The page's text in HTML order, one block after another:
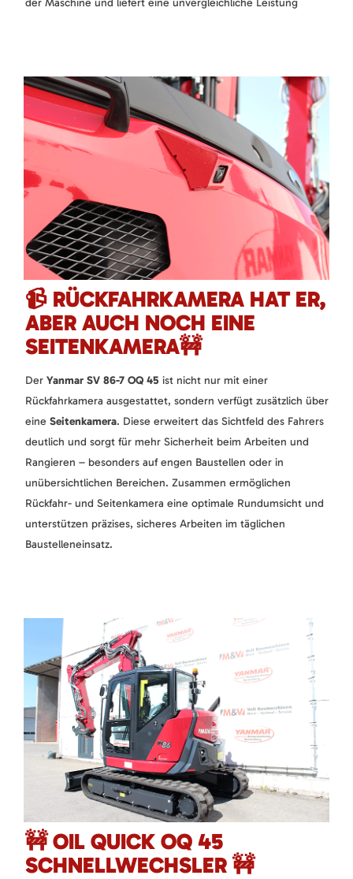
📹 RÜCKFAHRKAMERA HAT ER,
ABER AUCH NOCH EINE
SEITENKAMERA🚧
Der Yanmar SV 86-7 OQ 45 ist nicht nur mit einer
Rückfahrkamera ausgestattet, sondern verfügt zusätzlich über
eine Seitenkamera. Diese erweitert das Sichtfeld des Fahrers
deutlich und sorgt für mehr Sicherheit beim Arbeiten und
Rangieren – besonders auf engen Baustellen oder in
unübersichtlichen Bereichen. Zusammen ermöglichen
Rückfahr- und Seitenkamera eine optimale Rundumsicht und
unterstützen präzises, sicheres Arbeiten im täglichen
Baustelleneinsatz.
🚧 OIL QUICK OQ 45
SCHNELLWECHSLER 🚧